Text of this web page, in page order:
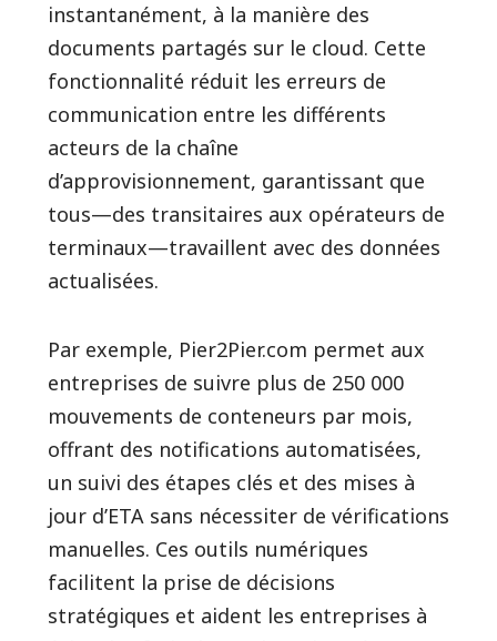
instantanément, à la manière des
documents partagés sur le cloud. Cette
fonctionnalité réduit les erreurs de
communication entre les différents
acteurs de la chaîne
d’approvisionnement, garantissant que
tous—des transitaires aux opérateurs de
terminaux—travaillent avec des données
actualisées.
Par exemple, Pier2Pier.com permet aux
entreprises de suivre plus de 250 000
mouvements de conteneurs par mois,
offrant des notifications automatisées,
un suivi des étapes clés et des mises à
jour d’ETA sans nécessiter de vérifications
manuelles. Ces outils numériques
facilitent la prise de décisions
stratégiques et aident les entreprises à